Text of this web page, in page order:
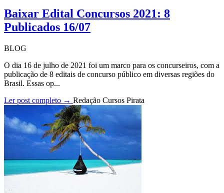
Baixar Edital Concursos 2021: 8
Publicados 16/07
BLOG
O dia 16 de julho de 2021 foi um marco para os concurseiros, com a
publicação de 8 editais de concurso público em diversas regiões do
Brasil. Essas op...
Ler post completo → Redação Cursos Pirata